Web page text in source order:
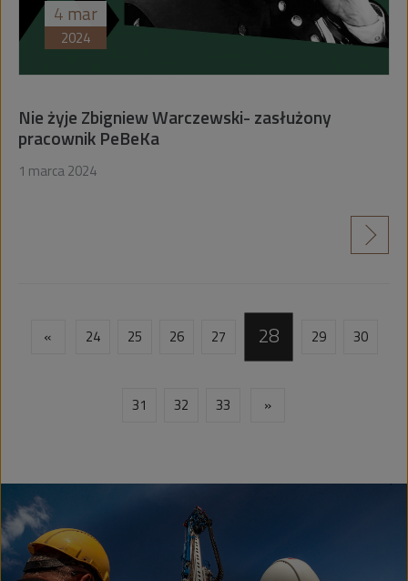
4 mar
2024
Nie żyje Zbigniew Warczewski- zasłużony
pracownik PeBeKa
1 marca 2024
czytaj więcej
« 24 25 26 27 28 29 30
31 32 33 »